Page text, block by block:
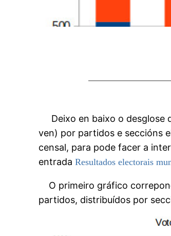
Deixo en baixo o desglose
ven) por partidos e seccións
censal, para pode facer a
entradaResultados electorais
O primeiro gráfico
partidos, distribuídos por